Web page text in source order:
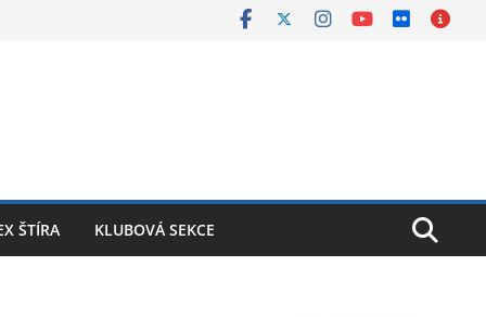
ŠTÍRA KLUBOVÁ SEKCE